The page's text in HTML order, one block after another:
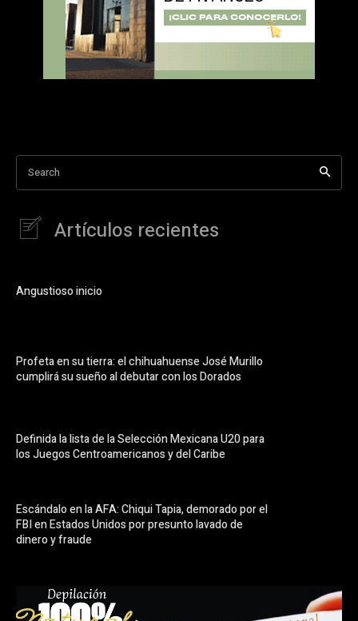
Search
Artículos recientes
Angustioso inicio
Profeta en su tierra: el chihuahuense José Murillo
cumplirá su sueño al debutar con los Dorados
Definida la lista de la Selección Mexicana U20 para
los Juegos Centroamericanos y del Caribe
Escándalo en la AFA: Chiqui Tapia, demorado por el
FBI en Estados Unidos por presunto lavado de
dinero y fraude